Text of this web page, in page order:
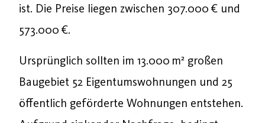
ist. Die Preise liegen zwischen 307.000 € und
573.000 €.
Ursprünglich sollten im 13.000 m² großen
Baugebiet 52 Eigentumswohnungen und 25
öffentlich geförderte Wohnungen entstehen.